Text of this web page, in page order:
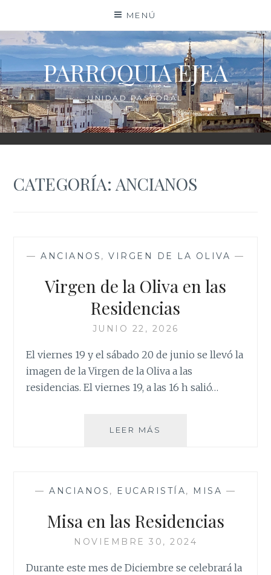
contenido
MENÚ
PARROQUIA EJEA
UNIDAD PASTORAL
CATEGORÍA: ANCIANOS
— ANCIANOS , VIRGEN DE LA OLIVA —
Virgen de la Oliva en las
Residencias
JUNIO 22, 2026
El viernes 19 y el sábado 20 de junio se llevó la
imagen de la Virgen de la Oliva a las
residencias. El viernes 19, a las 16 h salió…
LEER MÁS
LAS
— ANCIANOS , EUCARISTÍA, MISA —
Misa en las Residencias
NOVIEMBRE 30, 2024
Durante este mes de Diciembre se celebrará la